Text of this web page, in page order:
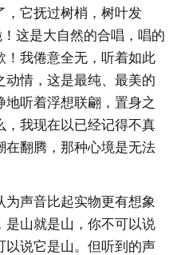
，它抚过树梢，树叶发
这是大自然的合唱，唱的
！我倦意全无，听着如此
动情，这是最纯、最美的
听着浮想联翩，置身之
，我现在以已经记得不真
在翻腾，那种心境是无法
声音比起实物更有想象
是山就是山，你不可以说
以说它是山。但听到的声